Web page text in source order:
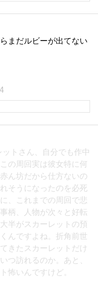
まだルビーが出てない
さん、自分でも作中
の周回実は彼女特に何
ん坊だから仕方ないの
そうになったのを必死
、これまでの周回で悲
柄、人物が次々と好転
半がスカーレットの預
んですよね。折角前世
きたスカーレットだけ
つ訪れるのか。あと、
怖いんですけど。